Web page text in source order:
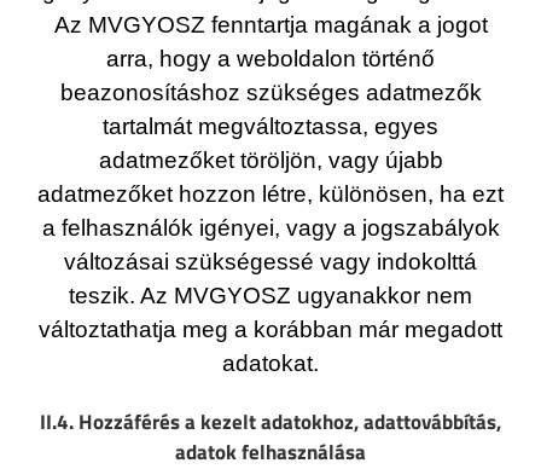
Az MVGYOSZ fenntartja magának a jogot
arra, hogy a weboldalon történő
beazonosításhoz szükséges adatmezők
tartalmát megváltoztassa, egyes
adatmezőket töröljön, vagy újabb
adatmezőket hozzon létre, különösen, ha ezt
a felhasználók igényei, vagy a jogszabályok
változásai szükségessé vagy indokolttá
teszik. Az MVGYOSZ ugyanakkor nem
változtathatja meg a korábban már megadott
adatokat.
II.4. Hozzáférés a kezelt adatokhoz, adattovábbítás,
adatok felhasználása